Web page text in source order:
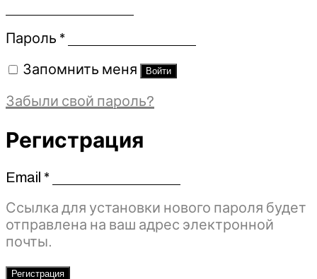
Пароль *Обязательно
Запомнить меня Войти
Забыли свой пароль?
Регистрация
Email *Обязательно
Ссылка для установки нового пароля будет
отправлена ​​на ваш адрес электронной
почты.
Регистрация